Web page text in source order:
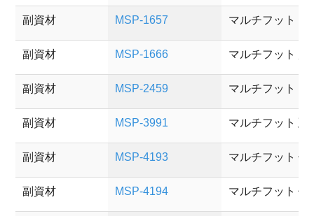
副資材 MSP-1657 マルチフット ト
副資材 MSP-1666 マルチフット 超
副資材 MSP-2459 マルチフット
副資材 MSP-3991 マルチフット
副資材 MSP-4193 マルチフット 低
副資材 MSP-4194 マルチフット 低